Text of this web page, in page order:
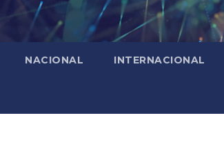
NACIONAL INTERNACIONAL